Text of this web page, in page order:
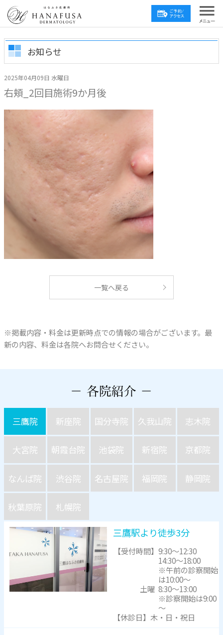
お知らせ
2025年04月09日 水曜日
右頬_2回目施術9か月後
一覧へ戻る
※掲載内容・料金は更新時点での情報の場合がございます。最
新の内容、料金は各院へお問合せください。
三鷹院 新座院 国分寺院 久我山院 志木院
大宮院 朝霞台院 池袋院 新宿院 京都院
なんば院 渋谷院 名古屋院 福岡院 静岡院
秋葉原院 札幌院
三鷹駅より徒歩3分
【受付時間】9:30～12:30
14:30～18:00
※午前の診察開始
は10:00～
土曜 8:30～13:00
※診察開始は9:00
～
【休診日】木・日・祝日